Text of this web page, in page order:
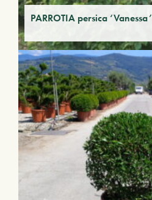
PARROTIA persica ‘Vanessa’